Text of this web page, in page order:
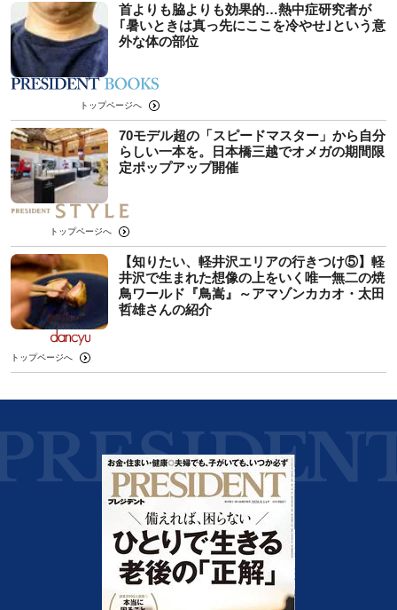
首よりも脇よりも効果的…熱中症研究者が
｢暑いときは真っ先にここを冷やせ｣という意
外な体の部位
トップページへ
70モデル超の「スピードマスター」から自分
らしい一本を。日本橋三越でオメガの期間限
定ポップアップ開催
トップページへ
【知りたい、軽井沢エリアの行きつけ⑤】軽
井沢で生まれた想像の上をいく唯一無二の焼
鳥ワールド『鳥嵩』～アマゾンカカオ・太田
哲雄さんの紹介
トップページへ